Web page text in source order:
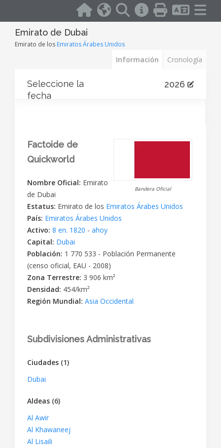
Emirato de Dubai
Emirato de los Emiratos Árabes Unidos
Información Cronología
Seleccione la
fecha
2026
Bandera Oficial
Factoide de
Quickworld
Nombre Oficial: Emirato
de Dubai
Estatus: Emirato de los Emiratos Árabes Unidos
País: Emiratos Árabes Unidos
Activo: 8 en. 1820 - ahoy
Capital: Dubai
Población: 1 770 533 - Población Permanente
(censo oficial, EAU - 2008)
Zona Terrestre: 3 906 km²
Densidad: 454/km²
Región Mundial: Asia Occidental
Subdivisiones Administrativas
Ciudades (1)
Dubai
Aldeas (6)
Al Awir
Al Khawaneej
Al Lisaili